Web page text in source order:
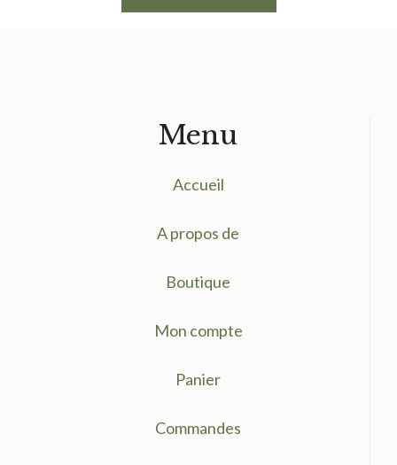
Menu
Accueil
A propos de
Boutique
Mon compte
Panier
Commandes